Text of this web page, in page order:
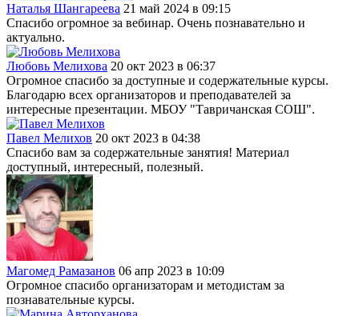
Наталья Шангареева 21 май 2024 в 09:15
Спасибо огромное за вебинар. Очень познавательно и
актуально.
Любовь Мелихова 20 окт 2023 в 06:37
Огромное спасибо за доступные и содержательные курсы.
Благодарю всех организаторов и преподавателей за
интересные презентации. МБОУ "Тавричанская СОШ".
Павел Мелихов 20 окт 2023 в 04:38
Спасибо вам за содержательные занятия! Материал
доступный, интересный, полезный.
Магомед Рамазанов 06 апр 2023 в 10:09
Огромное спасибо организаторам и методистам за
познавательные курсы.